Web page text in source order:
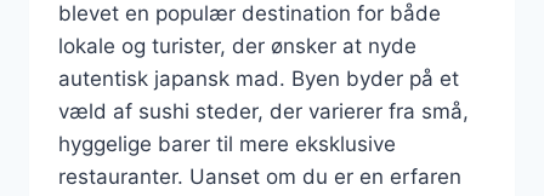
blevet en populær destination for både
lokale og turister, der ønsker at nyde
autentisk japansk mad. Byen byder på et
væld af sushi steder, der varierer fra små,
hyggelige barer til mere eksklusive
restauranter. Uanset om du er en erfaren